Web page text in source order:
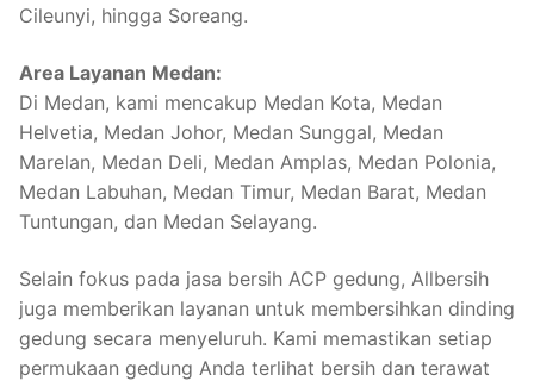
Cileunyi, hingga Soreang.
Area Layanan Medan:
Di Medan, kami mencakup Medan Kota, Medan
Helvetia, Medan Johor, Medan Sunggal, Medan
Marelan, Medan Deli, Medan Amplas, Medan Polonia,
Medan Labuhan, Medan Timur, Medan Barat, Medan
Tuntungan, dan Medan Selayang.
Selain fokus pada jasa bersih ACP gedung, Allbersih
juga memberikan layanan untuk membersihkan dinding
gedung secara menyeluruh. Kami memastikan setiap
permukaan gedung Anda terlihat bersih dan terawat